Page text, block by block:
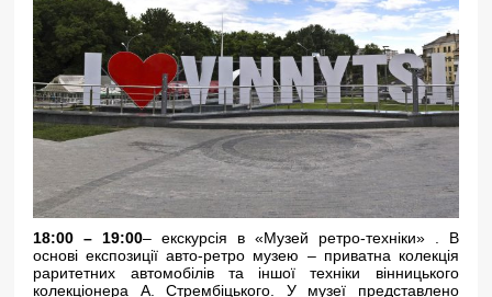
18:00 – 19:00– екскурсія в «Музей ретро-техніки» . В
основі експозиції авто-ретро музею – приватна колекція
раритетних автомобілів та іншої техніки вінницького
колекціонера А. Стрембіцького. У музеї представлено